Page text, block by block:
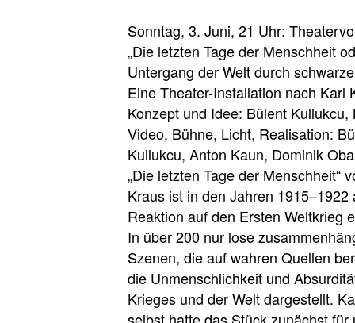
Sonntag, 3. Juni, 21 Uhr:
„Die letzten Tage der Menschheit
Untergang der Welt durch
Eine Theater-Installation nach Karl
Konzept und Idee: Bülent Kullukcu,
Video, Bühne, Licht, Realisation:
Kullukcu, Anton Kaun, Dominik
„Die letzten Tage der Menschheit“
Kraus ist in den Jahren 1915–1922
Reaktion auf den Ersten Weltkrieg
In über 200 nur lose
Szenen, die auf wahren Quellen
die Unmenschlichkeit und
Krieges und der Welt dargestellt.